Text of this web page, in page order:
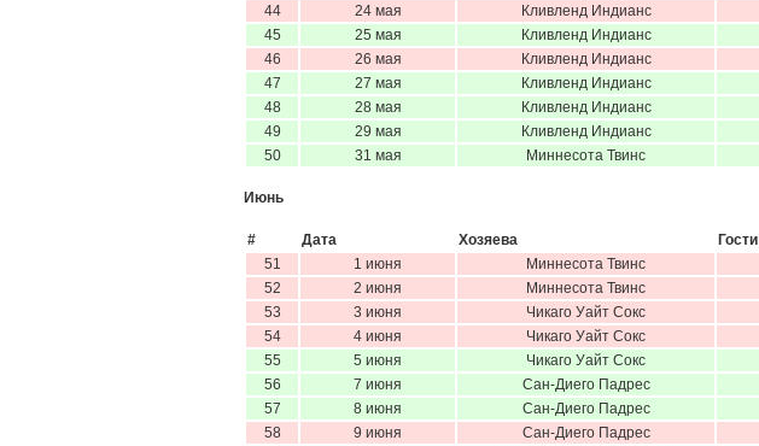
44
24 мая Кливленд Индианс
45
25 мая Кливленд Индианс
46
26 мая Кливленд Индианс
47
27 мая Кливленд Индианс
48
28 мая Кливленд Индианс
49
29 мая Кливленд Индианс
50
31 мая Миннесота Твинс
Июнь
# Дата Хозяева Гости
51
1 июня Миннесота Твинс
52
2 июня Миннесота Твинс
53
3 июня Чикаго Уайт Сокс
54
4 июня Чикаго Уайт Сокс
55
5 июня Чикаго Уайт Сокс
56
7 июня Сан-Диего Падрес
57
8 июня Сан-Диего Падрес
58
9 июня Сан-Диего Падрес